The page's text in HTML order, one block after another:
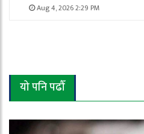
Aug 4, 2026 2:29 PM
यो पनि पढौँ